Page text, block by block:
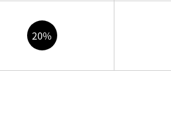
20%